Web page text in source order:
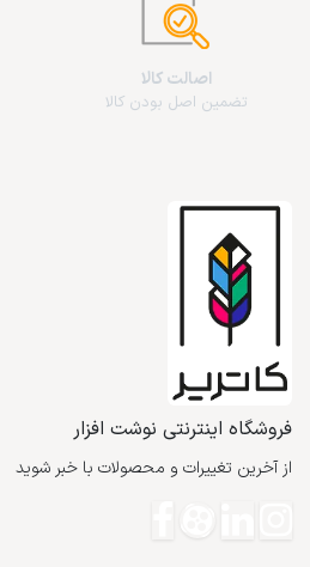
اصالت کالا
تضمین اصل بودن کالا
فروشگاه اینترنتی نوشت افزار
از آخرین تغییرات و محصولات با خبر شوید